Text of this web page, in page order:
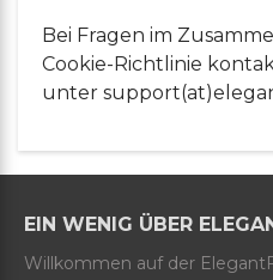
Bei Fragen im
Cookie-Richtlinie
unter
EIN WENIG ÜBER
Willkommen auf der